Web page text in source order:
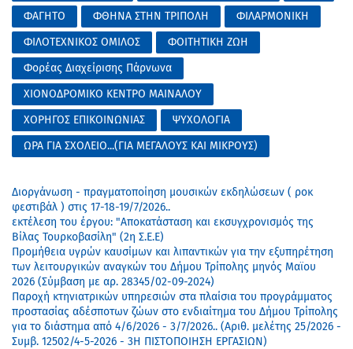
ΦΑΓΗΤΟ
ΦΘΗΝΑ ΣΤΗΝ ΤΡΙΠΟΛΗ
ΦΙΛΑΡΜΟΝΙΚΗ
ΦΙΛΟΤΕΧΝΙΚΟΣ ΟΜΙΛΟΣ
ΦΟΙΤΗΤΙΚΗ ΖΩΗ
Φορέας Διαχείρισης Πάρνωνα
ΧΙΟΝΟΔΡΟΜΙΚΟ ΚΕΝΤΡΟ ΜΑΙΝΑΛΟΥ
ΧΟΡΗΓΟΣ ΕΠΙΚΟΙΝΩΝΙΑΣ
ΨΥΧΟΛΟΓΙΑ
ΩΡΑ ΓΙΑ ΣΧΟΛΕΙΟ...(ΓΙΑ ΜΕΓΑΛΟΥΣ ΚΑΙ ΜΙΚΡΟΥΣ)
Διοργάνωση - πραγματοποίηση μουσικών εκδηλώσεων ( ροκ
φεστιβάλ ) στις 17-18-19/7/2026..
εκτέλεση του έργου: "Αποκατάσταση και εκσυγχρονισμός της
Βίλας Τουρκοβασίλη" (2η Σ.Ε.Ε)
Προμήθεια υγρών καυσίμων και λιπαντικών για την εξυπηρέτηση
των λειτουργικών αναγκών του Δήμου Τρίπολης μηνός Μαϊου
2026 (Σύμβαση με αρ. 28345/02-09-2024)
Παροχή κτηνιατρικών υπηρεσιών στα πλαίσια του προγράμματος
προστασίας αδέσποτων ζώων στο ενδιαίτημα του Δήμου Τρίπολης
για το διάστημα από 4/6/2026 - 3/7/2026.. (Αριθ. μελέτης 25/2026 -
Συμβ. 12502/4-5-2026 - 3Η ΠΙΣΤΟΠΟΙΗΣΗ ΕΡΓΑΣΙΩΝ)